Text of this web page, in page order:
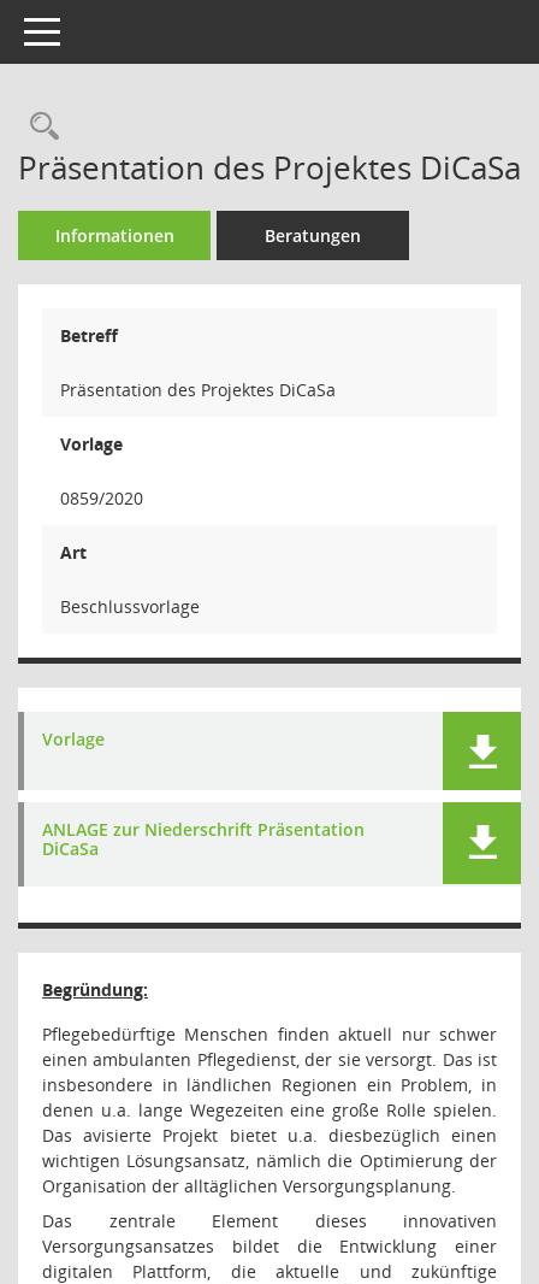
Toggle navigation
Rechercheauswahl
Präsentation des Projektes DiCaSa
Informationen Beratungen
Betreff
Präsentation des Projektes DiCaSa
Vorlage
0859/2020
Art
Beschlussvorlage
Vorlage
ANLAGE zur Niederschrift Präsentation
DiCaSa
Begründung:
Pflegebedürftige Menschen finden aktuell nur schwer
einen ambulanten Pflegedienst, der sie versorgt. Das ist
insbesondere in ländlichen Regionen ein Problem, in
denen u.a. lange Wegezeiten eine große Rolle spielen.
Das avisierte Projekt bietet u.a. diesbezüglich einen
wichtigen Lösungsansatz, nämlich die Optimierung der
Organisation der alltäglichen Versorgungsplanung.
Das zentrale Element dieses innovativen
Versorgungsansatzes bildet die Entwicklung einer
digitalen Plattform, die aktuelle und zukünftige